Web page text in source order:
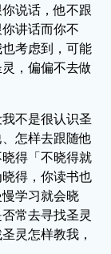
说话，他不跟
讲话而你不
考虑到，可能
，偏偏不去做
不是很认识圣
怎样去跟随他
得「不晓得就
得，你读书也
学习就会晓
常去寻找圣灵
灵怎样教我，